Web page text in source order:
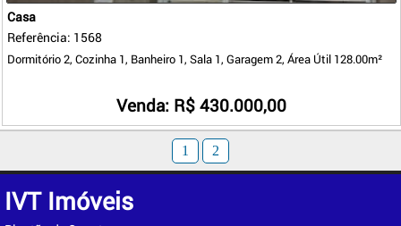
Casa
Referência: 1568
Dormitório 2, Cozinha 1, Banheiro 1, Sala 1, Garagem 2, Área Útil 128.00m²
Venda: R$ 430.000,00
1 2
IVT Imóveis